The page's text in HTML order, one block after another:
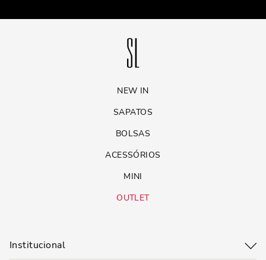
NEW IN
SAPATOS
BOLSAS
ACESSÓRIOS
MINI
OUTLET
Institucional